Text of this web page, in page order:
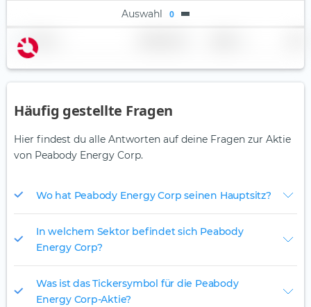
Auswahl 0
Name
Häufig gestellte Fragen
Hier findest du alle Antworten auf deine Fragen zur Aktie
von Peabody Energy Corp.
Wo hat Peabody Energy Corp seinen Hauptsitz?
In welchem Sektor befindet sich Peabody
Energy Corp?
Was ist das Tickersymbol für die Peabody
Energy Corp-Aktie?